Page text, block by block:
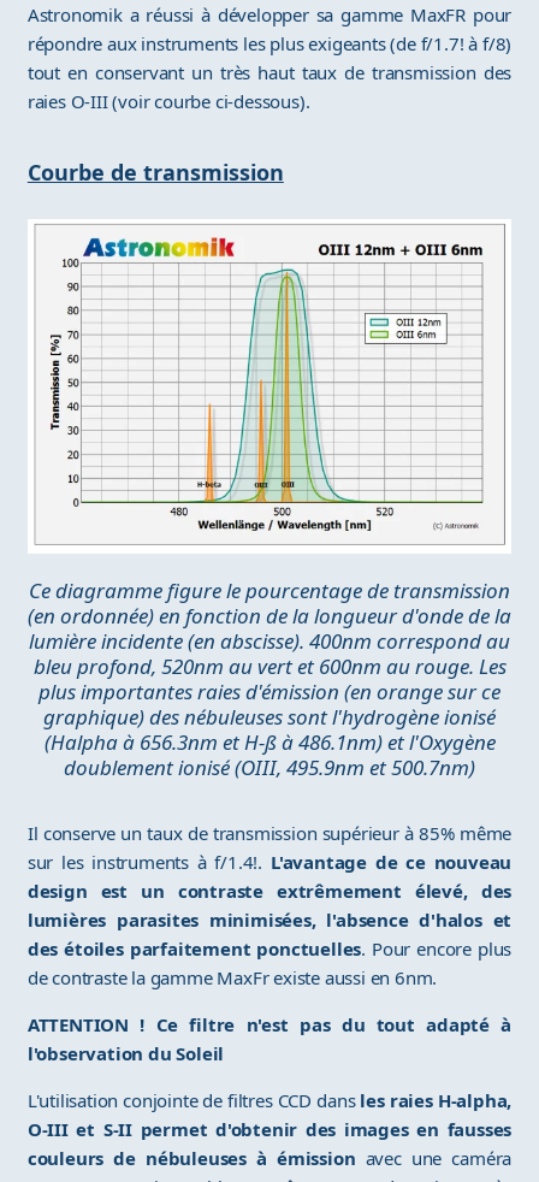
Astronomik a réussi à développer sa gamme MaxFR pour
répondre aux instruments les plus exigeants (de f/1.7! à f/8)
tout en conservant un très haut taux de transmission des
raies O-III (voir courbe ci-dessous).
Courbe de transmission
Ce diagramme figure le pourcentage de transmission
(en ordonnée) en fonction de la longueur d'onde de la
lumière incidente (en abscisse). 400nm correspond au
bleu profond, 520nm au vert et 600nm au rouge. Les
plus importantes raies d'émission (en orange sur ce
graphique) des nébuleuses sont l'hydrogène ionisé
(Halpha à 656.3nm et H-ß à 486.1nm) et l'Oxygène
doublement ionisé (OIII, 495.9nm et 500.7nm)
Il conserve un taux de transmission supérieur à 85% même
sur les instruments à f/1.4!. L'avantage de ce nouveau
design est un contraste extrêmement élevé, des
lumières parasites minimisées, l'absence d'halos et
des étoiles parfaitement ponctuelles. Pour encore plus
de contraste la gamme MaxFr existe aussi en 6nm.
ATTENTION ! Ce filtre n'est pas du tout adapté à
l'observation du Soleil
L'utilisation conjointe de filtres CCD dans les raies H-alpha,
O-III et S-II permet d'obtenir des images en fausses
couleurs de nébuleuses à émission avec une caméra